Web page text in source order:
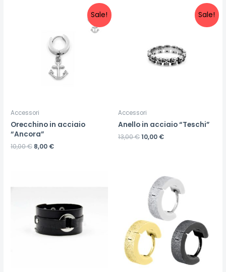
Sale!
Accessori
Orecchino in acciaio
“Ancora”
10,00€ 8,00 €
Sale!
Accessori
Anello in acciaio “Teschi”
13,00€10,00 €